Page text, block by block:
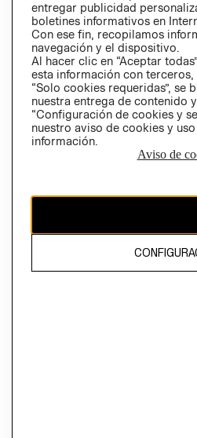
Perú (S/)
CAMBIAR REGIÓN
El contenido de esta página web está
entregar publicidad
boletines informativos en
Con ese fin, recopilamos
navegación y el dispositivo.
Al hacer clic en “Aceptar
esta información con
“Solo cookies requeridas”, se
nuestra entrega de contenido
“Configuración de cookies y
nuestro aviso de cookies y
información.
Aviso de